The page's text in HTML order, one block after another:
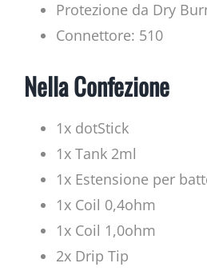
Protezione da Dry
Connettore: 510
Nella Confezione
1x dotStick
1x Tank 2ml
1x Estensione per
1x Coil 0,4ohm
1x Coil 1,0ohm
2x Drip Tip